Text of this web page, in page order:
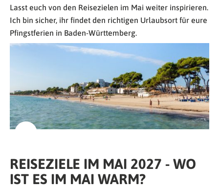
Lasst euch von den Reisezielen im Mai weiter inspirieren.
Ich bin sicher, ihr findet den richtigen Urlaubsort für eure
Pfingstferien in Baden-Württemberg.
REISEZIELE IM MAI 2027 - WO
IST ES IM MAI WARM?